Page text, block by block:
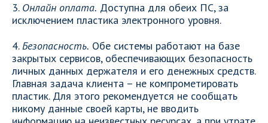
3. Онлайн оплата. Доступна для обеих ПС, за
исключением пластика электронного уровня.
4.Безопасность. Обе системы работают на базе
закрытых сервисов, обеспечивающих безопасность
личных данных держателя и его денежных средств.
Главная задача клиента – не компрометировать
пластик. Для этого рекомендуется не сообщать
никому данные своей карты, не вводить